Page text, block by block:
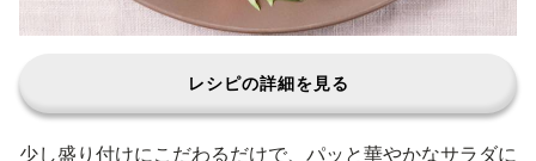
レシピの詳細を見る
少し盛り付けにこだわるだけで、パッと華やかなサラダに